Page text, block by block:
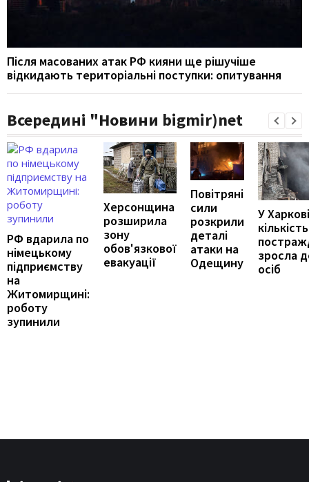
Після масованих атак РФ кияни ще рішучіше
відкидають територіальні поступки: опитування
Всередині "Новини bigmir)net
РФ вдарила по
німецькому
підприємству
на
Житомирщині:
роботу
зупинили
Херсонщина
розширила
зону
обов'язкової
евакуації
Повітряні
сили
розкрили
деталі
атаки на
Одещину
У Харкові
кількість
зросла
осіб